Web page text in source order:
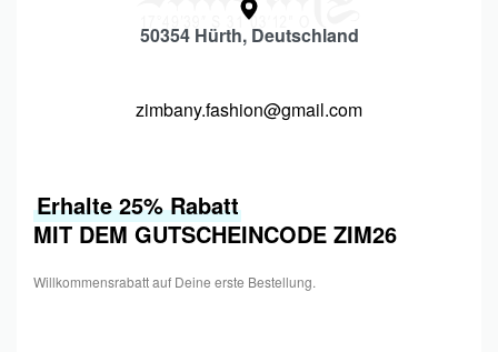
50354 Hürth, Deutschland
zimbany.fashion@gmail.com
Erhalte 25% Rabatt
MIT DEM GUTSCHEINCODE ZIM26
Willkommensrabatt auf Deine erste Bestellung.